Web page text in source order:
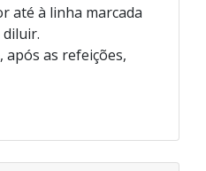
até à linha marcada
diluir.
após as refeições,